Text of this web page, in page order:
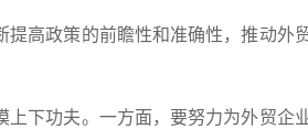
高政策的前瞻性和准确性，推动外
下功夫。一方面，要努力为外贸企